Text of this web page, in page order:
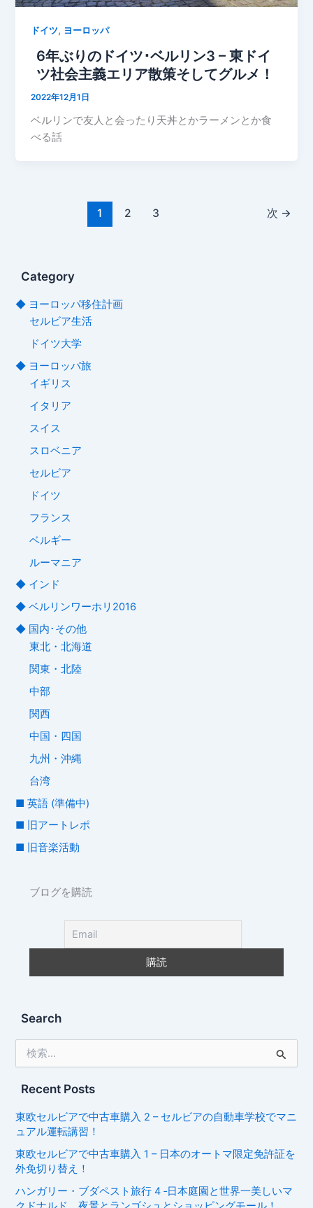
ドイツ, ヨーロッパ
6年ぶりのドイツ･ベルリン3 – 東ドイ
ツ社会主義エリア散策そしてグルメ！
2022年12月1日
ベルリンで友人と会ったり天丼とかラーメンとか食
べる話
1 2 3 次 →
Category
◆ ヨーロッパ移住計画
セルビア生活
ドイツ大学
◆ ヨーロッパ旅
イギリス
イタリア
スイス
スロベニア
セルビア
ドイツ
フランス
ベルギー
ルーマニア
◆ インド
◆ ベルリンワーホリ2016
◆ 国内･その他
東北・北海道
関東・北陸
中部
関西
中国・四国
九州・沖縄
台湾
■ 英語 (準備中)
■ 旧アートレポ
■ 旧音楽活動
ブログを購読
Search
象Recent Posts
東欧セルビアで中古車購入 2 – セルビアの自動車学校でマニ
ュアル運転講習！
東欧セルビアで中古車購入 1 – 日本のオートマ限定免許証を
外免切り替え！
ハンガリー・ブダペスト旅行 4 ‐日本庭園と世界一美しいマ